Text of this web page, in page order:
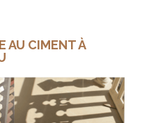
AU CIMENT À